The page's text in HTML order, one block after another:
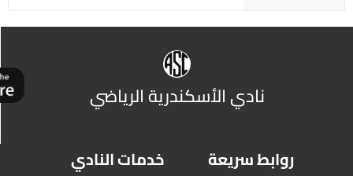
نادي الأسكندرية الرياضي
روابط سريعة خدمات النادي